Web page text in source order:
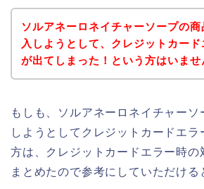
ソルアネーロネイチャーソープの商
入しようとして、クレジットカード
が出てしまった！という方はいませ
もしも、ソルアネーロネイチャーソ
しようとしてクレジットカードエラ
方は、クレジットカードエラー時の
まとめたので参考にしていただける